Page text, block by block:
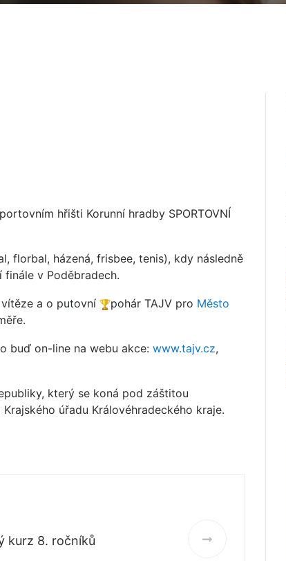
hřišti Korunní hradby SPORTOVNÍ
florbal, házená, frisbee, tenis), kdy následně
v Poděbradech.
a o putovní pohár TAJV pro Město
buď on-line na webu akce: www.tajv.cz,
který se koná pod záštitou
úřadu Královéhradeckého kraje.
kurz 8. ročníků